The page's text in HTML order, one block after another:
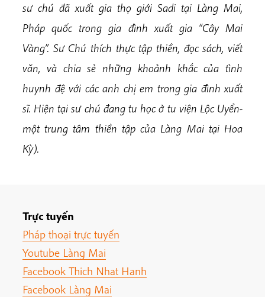
sư chú đã xuất gia thọ giới Sadi tại Làng Mai,
Pháp quốc trong gia đình xuất gia “Cây Mai
Vàng”. Sư Chú thích thực tập thiền, đọc sách, viết
văn, và chia sẻ những khoảnh khắc của tình
huynh đệ với các anh chị em trong gia đình xuất
sĩ. Hiện tại sư chú đang tu học ở tu viện Lộc Uyển-
một trung tâm thiền tập của Làng Mai tại Hoa
Kỳ).
Trực tuyến
Pháp thoại trực tuyến
Youtube Làng Mai
Facebook Thich Nhat Hanh
Facebook Làng Mai